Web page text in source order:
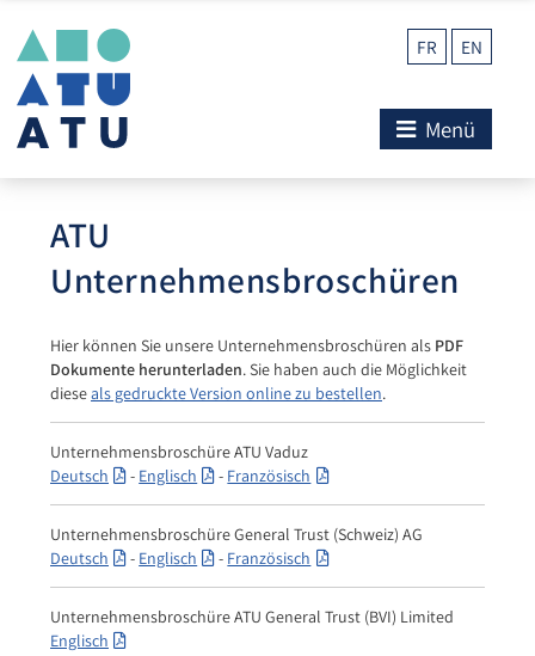
FR EN
Menü
ATU
Unternehmensbroschüren
Hier können Sie unsere Unternehmensbroschüren als PDF
Dokumente herunterladen. Sie haben auch die Möglichkeit
dieseals gedruckte Version online zu bestellen.
Unternehmensbroschüre ATU Vaduz
Deutsch
- Englisch - Französisch
Unternehmensbroschüre General Trust (Schweiz) AG
Deutsch
- Englisch - Französisch
Unternehmensbroschüre ATU General Trust (BVI) Limited
Englisch